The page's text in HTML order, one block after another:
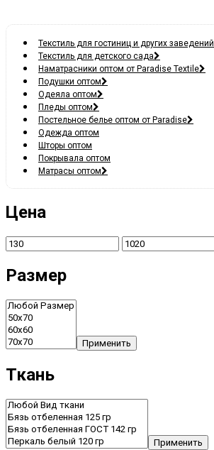
Текстиль для гостиниц и других заведений
Текстиль для детского сада
Наматрасники оптом от Paradise Textile
Подушки оптом
Одеяла оптом
Пледы оптом
Постельное белье оптом от Paradise
Одежда оптом
Шторы оптом
Покрывала оптом
Матрасы оптом
Цена
Размер
Применить
Ткань
Применить